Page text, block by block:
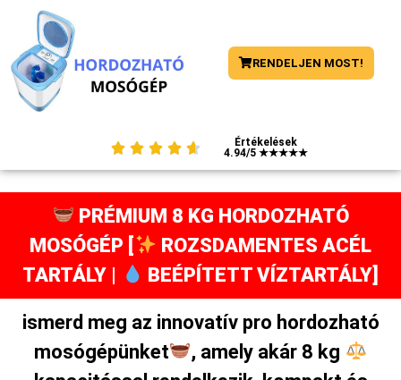
RENDELJEN MOST!
    
Értékelések
4.94/5 ★★★★★
PRÉMIUM 8 KG HORDOZHATÓ
MOSÓGÉP [
ROZSDAMENTES ACÉL
TARTÁLY |
BEÉPÍTETT VÍZTARTÁLY]
ismerd meg az innovatív pro hordozható
mosógépünket
, amely akár 8 kg